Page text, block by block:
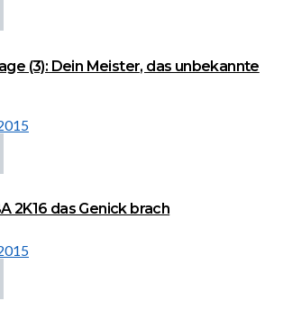
(3): Dein Meister, das unbekannte
2K16 das Genick brach